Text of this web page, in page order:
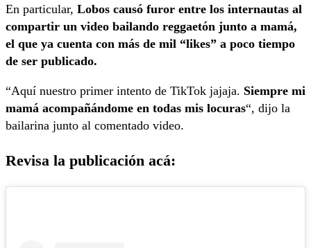
En particular, Lobos causó furor entre los internautas al
compartir un video bailando reggaetón junto a mamá,
el que ya cuenta con más de mil “likes” a poco tiempo
de ser publicado.
“Aquí nuestro primer intento de TikTok jajaja. Siempre mi
mamá acompañándome en todas mis locuras“, dijo la
bailarina junto al comentado video.
Revisa la publicación acá: